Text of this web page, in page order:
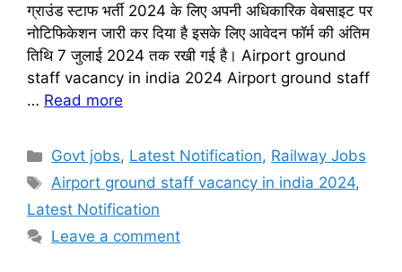
ग्राउंड स्टाफ भर्ती 2024 के लिए अपनी अधिकारिक वेबसाइट पर
नोटिफिकेशन जारी कर दिया है इसके लिए आवेदन फॉर्म की अंतिम
तिथि 7 जुलाई 2024 तक रखी गई है। Airport ground
staff vacancy in india 2024 Airport ground staff
… Read more
Categories
Govt jobs, Latest Notification, Railway Jobs
Tags
Airport ground staff vacancy in india 2024,
Latest Notification
Leave a comment